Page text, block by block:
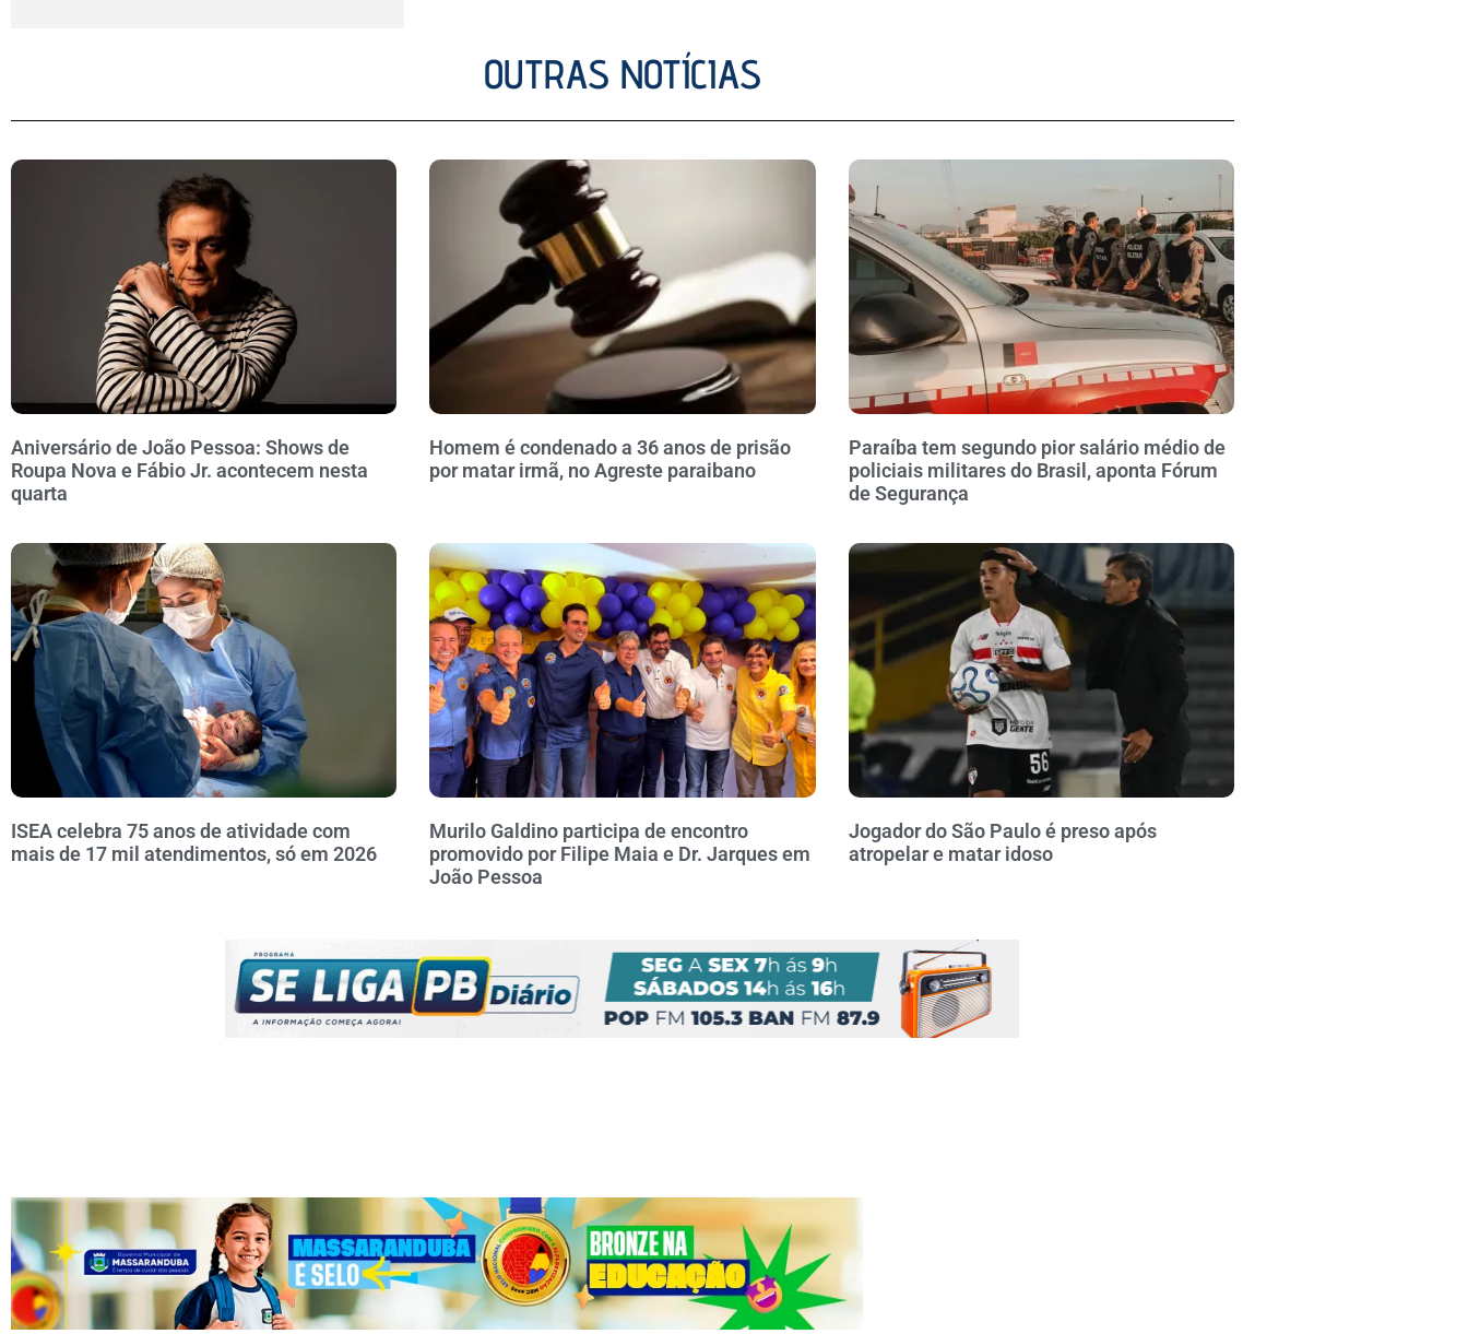
OUTRAS NOTÍCIAS
Aniversário de João Pessoa: Shows de
Roupa Nova e Fábio Jr. acontecem nesta
quarta
Homem é condenado a 36 anos de prisão
por matar irmã, no Agreste paraibano
Paraíba tem segundo pior salário médio de
policiais militares do Brasil, aponta Fórum
de Segurança
ISEA celebra 75 anos de atividade com
mais de 17 mil atendimentos, só em 2026
Murilo Galdino participa de encontro
promovido por Filipe Maia e Dr. Jarques em
João Pessoa
Jogador do São Paulo é preso após
atropelar e matar idoso